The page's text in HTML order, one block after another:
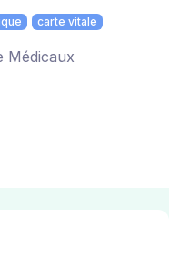
carte vitale
Médicaux